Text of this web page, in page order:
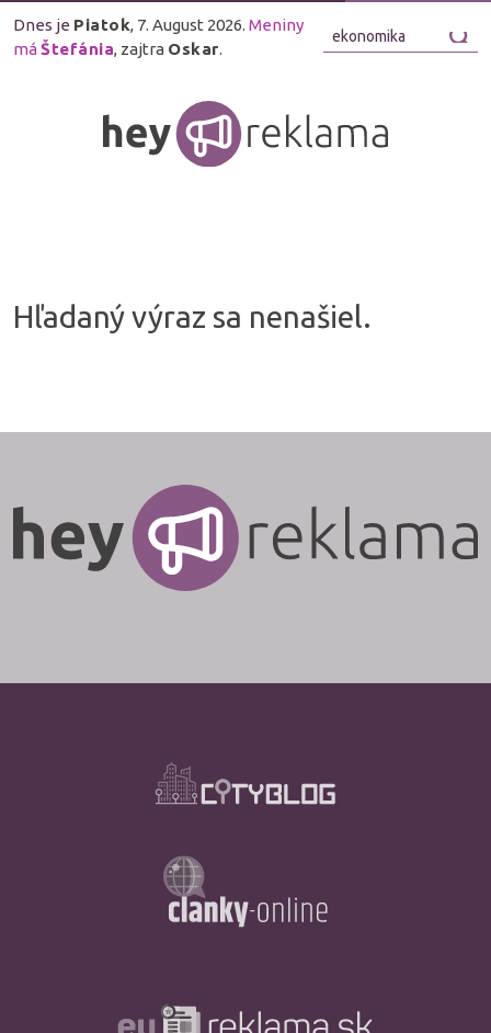
Dnes je Piatok, 7. August 2026. Meniny
máŠtefánia, zajtra Oskar.
Hľadaný výraz sa nenašiel.